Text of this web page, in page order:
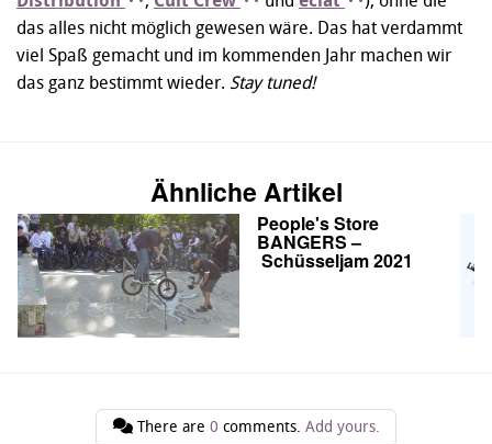
das alles nicht möglich gewesen wäre. Das hat verdammt
viel Spaß gemacht und im kommenden Jahr machen wir
das ganz bestimmt wieder. Stay tuned!
Ähnliche Artikel
People's Store
BANGERS –
Schüsseljam 2021
There are 0 comments. Add yours.